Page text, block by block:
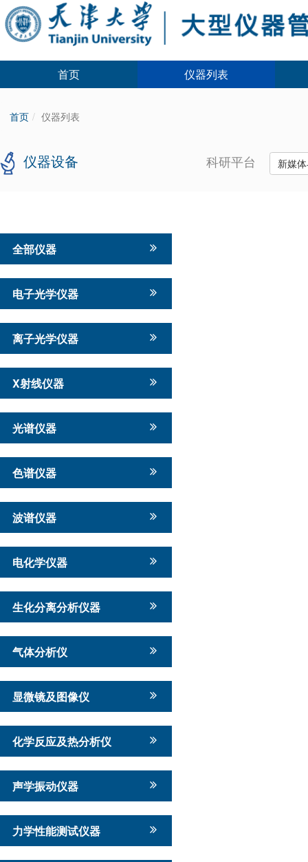
首页 仪器列表
首页 仪器列表
仪器设备 科研平台 新媒
全部仪器
电子光学仪器
离子光学仪器
X射线仪器
光谱仪器
色谱仪器
波谱仪器
电化学仪器
生化分离分析仪器
气体分析仪
显微镜及图像仪
化学反应及热分析仪
声学振动仪器
力学性能测试仪器